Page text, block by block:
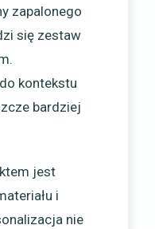
zapalonego
się zestaw
kontekstu
bardziej
jest
i
nie